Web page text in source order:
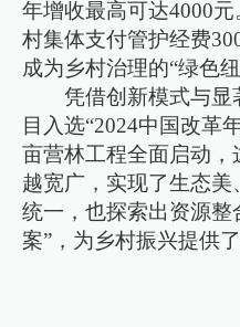
年增收最高可达4000
村集体支付管护经费
成为乡村治理的“绿色纽
凭借创新模式与显
目入选“2024中国改革
亩营林工程全面启动
越宽广，实现了生态
统一，也探索出资源整
案”，为乡村振兴提供